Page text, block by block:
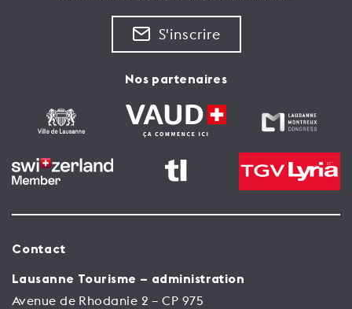
S'inscrire
Nos partenaires
Contact
Lausanne Tourisme – administration
Avenue de Rhodanie 2 – CP 975